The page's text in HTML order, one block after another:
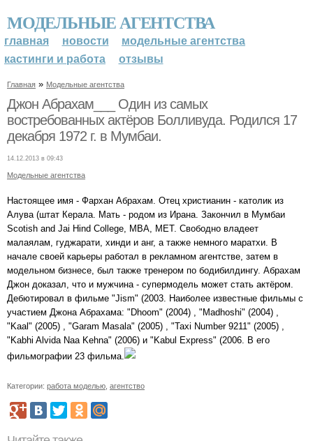
МОДЕЛЬНЫЕ АГЕНТСТВА
главная новости
модельные агентства
кастинги и работа
отзывы
Главная » Модельные агентства
Джон Абрахам___ Один из самых
востребованных актёров Болливуда. Родился 17
декабря 1972 г. в Мумбаи.
14.12.2013 в 09:43
Модельные агентства
Настоящее имя - Фархан Абрахам. Отец христианин - католик из
Алува (штат Керала. Мать - родом из Ирана. Закончил в Мумбаи
Scotish and Jai Hind College, MBA, MET. Свободно владеет
малаялам, гуджарати, хинди и анг, а также немного маратхи. В
начале своей карьеры работал в рекламном агентстве, затем в
модельном бизнесе, был также тренером по бодибилдингу. Абрахам
Джон доказал, что и мужчина - супермодель может стать актёром.
Дебютировал в фильме "Jism" (2003. Наиболее известные фильмы с
участием Джона Абрахама: "Dhoom" (2004) , "Madhoshi" (2004) ,
"Kaal" (2005) , "Garam Masala" (2005) , "Taxi Number 9211" (2005) ,
"Kabhi Alvida Naa Kehna" (2006) и "Kabul Express" (2006. В его
фильмографии 23 фильма.
Категории: работа моделью агентство